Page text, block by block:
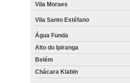
Vila Moraes
Vila Santo Estéfano
Água Funda
Alto do Ipiranga
Belém
Chácara Klabin